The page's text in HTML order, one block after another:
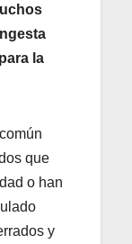
la
que
o han
y